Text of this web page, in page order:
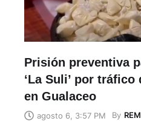
Prisión preventiva
‘La Suli’ por tráfico
en Gualaceo
agosto 6, 3:57 PM By REM